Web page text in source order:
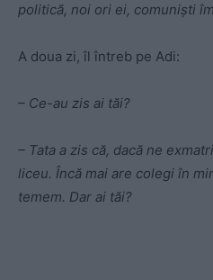
politică, noi ori ei, comunişti
A doua zi, îl întreb pe Adi:
– Ce-au zis ai tăi?
– Tata a zis că, dacă ne
liceu. Încă mai are colegi în
temem. Dar ai tăi?